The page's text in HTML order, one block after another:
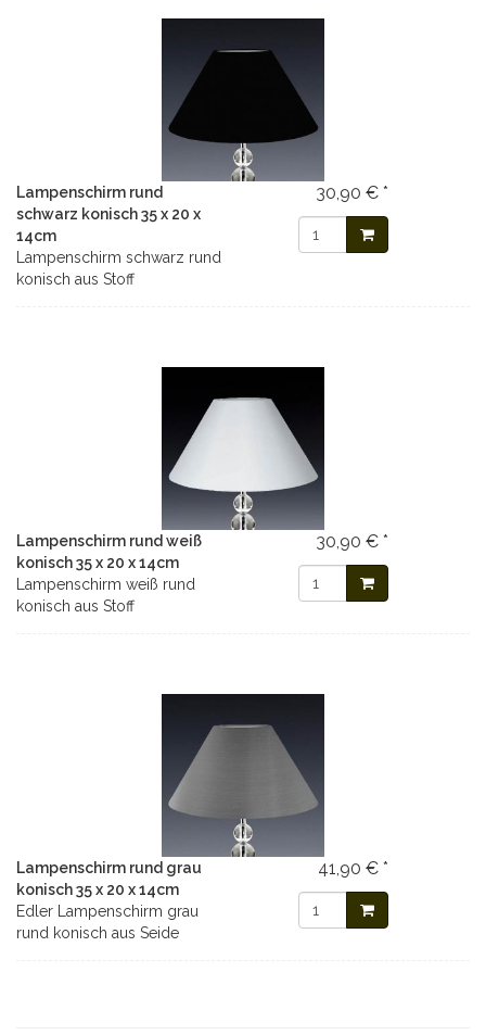
Lampenschirm rund
schwarz konisch 35 x 20 x
14cm
Lampenschirm schwarz rund
konisch aus Stoff
30,90 € *
Lampenschirm rund weiß
konisch 35 x 20 x 14cm
Lampenschirm weiß rund
konisch aus Stoff
30,90 € *
Lampenschirm rund grau
konisch 35 x 20 x 14cm
Edler Lampenschirm grau
rund konisch aus Seide
41,90 € *